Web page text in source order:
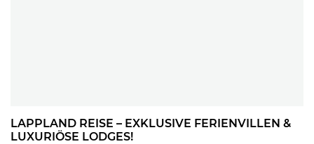
LAPPLAND REISE – EXKLUSIVE FERIENVILLEN &
LUXURIÖSE LODGES!